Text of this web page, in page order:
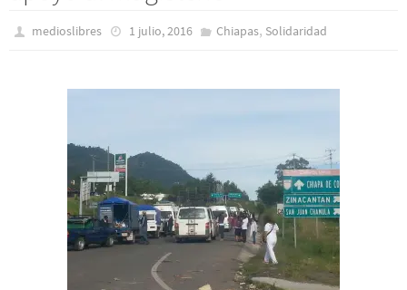
medioslibres 1 julio, 2016 Chiapas, Solidaridad